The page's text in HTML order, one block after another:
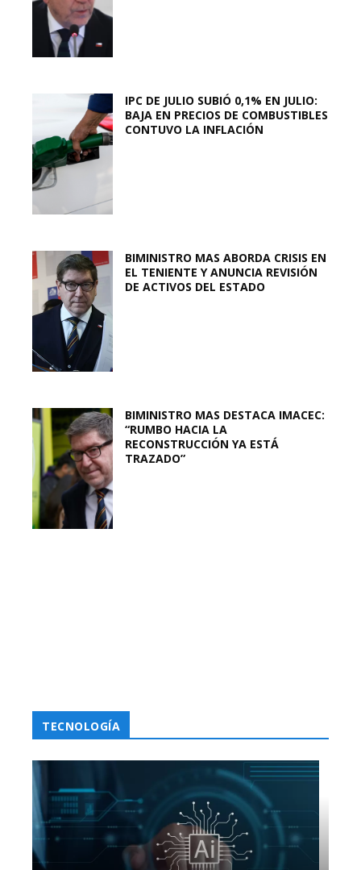
IPC DE JULIO SUBIÓ 0,1% EN JULIO:
BAJA EN PRECIOS DE COMBUSTIBLES
CONTUVO LA INFLACIÓN
BIMINISTRO MAS ABORDA CRISIS EN
EL TENIENTE Y ANUNCIA REVISIÓN
DE ACTIVOS DEL ESTADO
BIMINISTRO MAS DESTACA IMACEC:
“RUMBO HACIA LA
RECONSTRUCCIÓN YA ESTÁ
TRAZADO”
TECNOLOGÍA